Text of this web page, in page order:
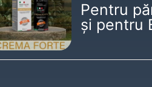
Pentru
și pentru